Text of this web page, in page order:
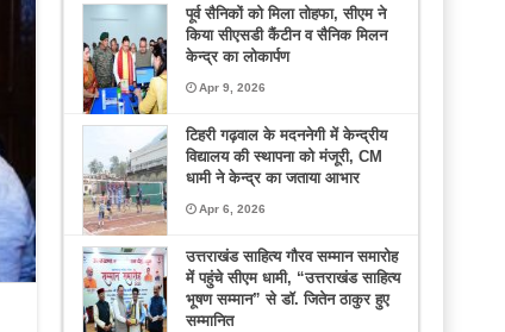
पूर्व सैनिकों को मिला तोहफा, सीएम ने
किया सीएसडी कैंटीन व सैनिक मिलन
केन्द्र का लोकार्पण
Apr 9, 2026
टिहरी गढ़वाल के मदननेगी में केन्द्रीय
विद्यालय की स्थापना को मंजूरी, CM
धामी ने केन्द्र का जताया आभार
Apr 6, 2026
उत्तराखंड साहित्य गौरव सम्मान समारोह
में पहुंचे सीएम धामी, “उत्तराखंड साहित्य
भूषण सम्मान” से डॉ. जितेन ठाकुर हुए
सम्मानित